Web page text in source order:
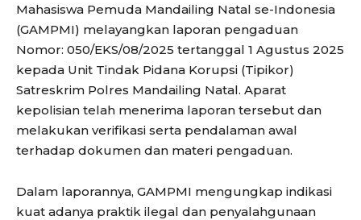
Mahasiswa Pemuda Mandailing Natal se-Indonesia
(GAMPMI) melayangkan laporan pengaduan
Nomor: 050/EKS/08/2025 tertanggal 1 Agustus 2025
kepada Unit Tindak Pidana Korupsi (Tipikor)
Satreskrim Polres Mandailing Natal. Aparat
kepolisian telah menerima laporan tersebut dan
melakukan verifikasi serta pendalaman awal
terhadap dokumen dan materi pengaduan.
Dalam laporannya, GAMPMI mengungkap indikasi
kuat adanya praktik ilegal dan penyalahgunaan